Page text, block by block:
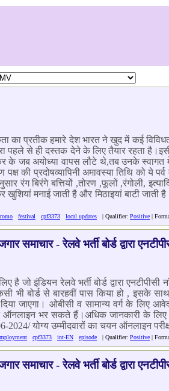
का प्रतीक हमारे देश भारत ने खुद में कई
पहले से ही दस्तक देने के लिए तैयार रहता
के जब अयोध्या वापस लौटे थे,तब उनके स्वागत
पक्ष की प्रदोषव्यापिनी अमावस्या तिथि को ये
रंग बिरंगे बत्तियों ,तोरण ,फूलों ,रंगोली,
खुशियां मनाई जाती है और मिठाइयां बाटी
festival cpf3373 local updates | Qualifier: Positive |
समाचार - रेलवे भर्ती बोर्ड द्वारा
है जो इंडियन रेलवे भर्ती बोर्ड द्वारा
भी बोर्ड से बारहवीं पास किया हो , इसके
जाएगा। ओबीसी व सामान्य वर्ग के
ऑनलाइन भर सकते हैं।अधिक जानकारी के
2024/ योग्य उम्मीदवारों का चयन ऑनलाइन
cpf3373 int-EN episode | Qualifier: Positive |
समाचार - रेलवे भर्ती बोर्ड द्वारा